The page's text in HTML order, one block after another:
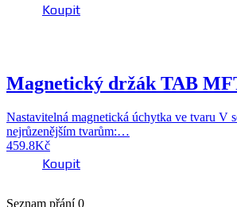
Koupit
Magnetický držák TAB
Nastavitelná magnetická úchytka ve tvaru V
nejrůzenějším tvarům:…
459.8Kč
Koupit
Seznam přání0